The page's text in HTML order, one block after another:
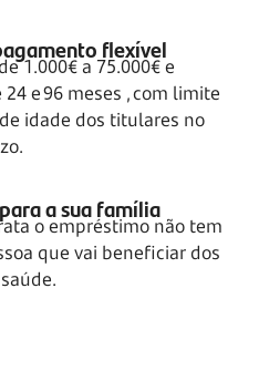
flexível
1.000€ a 75.000€ e
24e 96 meses , com limite
de idade dos titulares no
a sua família
o empréstimo não tem
que vai beneficiar dos